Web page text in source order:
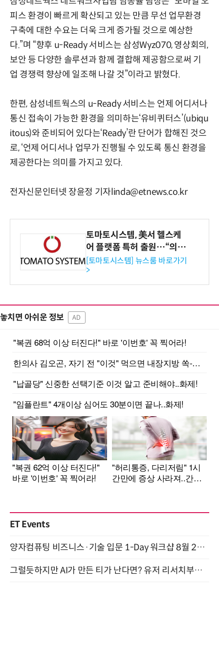
피스 환경이 빠르게 확산되고 있는 만큼 무선 업무환경
구축에 대한 수요는 더욱 크게 증가될 것으로 예상한
다.”며 “향후 u-Ready 서비스는 삼성Wyz070, 영상회의,
보안 등 다양한 솔루션과 함께 결합해 제공함으로써 기
업 경쟁력 향상에 일조해 나갈 것”이라고 밝혔다.
한편, 삼성네트웍스의 u-Ready 서비스는 언제 어디서나
통신 접속이 가능한 환경을 의미하는‘유비퀴터스’(ubiqu
itous)와 준비되어 있다는‘Ready’란 단어가 합해진 것으
로, ‘언제 어디서나 업무가 진행될 수 있도록 통신 환경을
제공한다는 의미를 가지고 있다.
전자신문인터넷 장윤정 기자linda@etnews.co.kr
토마토시스템, 美서 헬스케
어 플랫폼 특허 출원…“의료
기관·보험사 공략”
[토마토시스템] 뉴스룸 바로가기
>
놓치면 아쉬운 정보 AD
ET Events
양자컴퓨팅 비즈니스·기술 입문 1-Day 워크샵 8월 28일 개최
그럴듯하지만 AI가 만든 티가 난다면? 유저 리서치부터 배포까지! (9/15)